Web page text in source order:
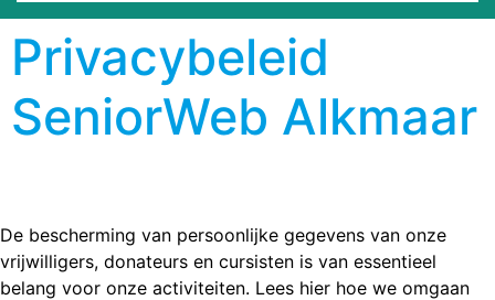
Privacybeleid
SeniorWeb Alkmaar
De bescherming van persoonlijke gegevens van onze
vrijwilligers, donateurs en cursisten is van essentieel
belang voor onze activiteiten. Lees hier hoe we omgaan